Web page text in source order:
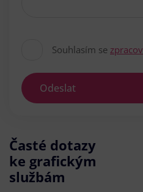
Souhlasím se
Odeslat
Časté dotazy
ke grafickým
službám